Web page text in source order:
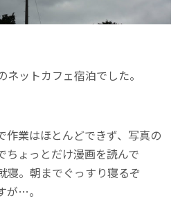
ットカフェ宿泊でした。
作業はほとんどできず、写真の
ちょっとだけ漫画を読んで
寝。朝までぐっすり寝るぞ
が…。